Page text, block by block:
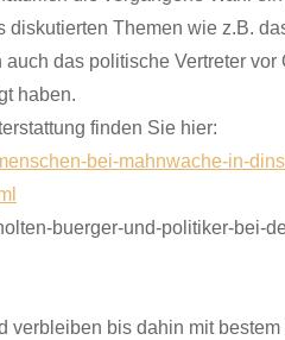
Themen wie z.B.
das politische Vertreter vor
haben.
finden Sie hier:
bei-mahnwache-in-
buerger-und-politiker-bei-
verbleiben bis dahin mit